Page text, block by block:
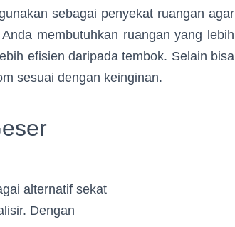
sebagai penyekat ruangan agar
membutuhkan ruangan yang lebih
efisien daripada tembok. Selain bisa
sesuai dengan keinginan.
alternatif sekat
Dengan